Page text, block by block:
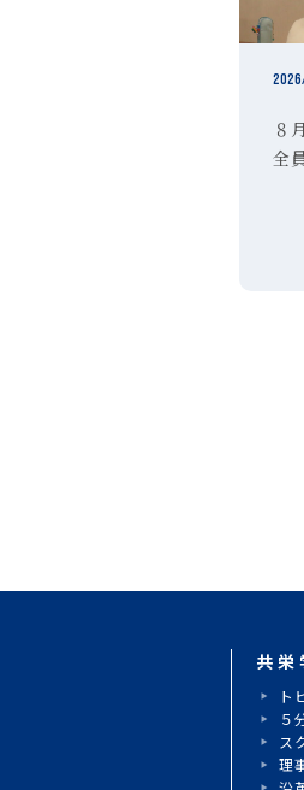
８
全
共栄
ト
５
ス
理